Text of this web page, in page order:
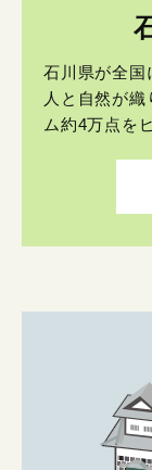
石川県が全国
人と自然が
ム約4万点を